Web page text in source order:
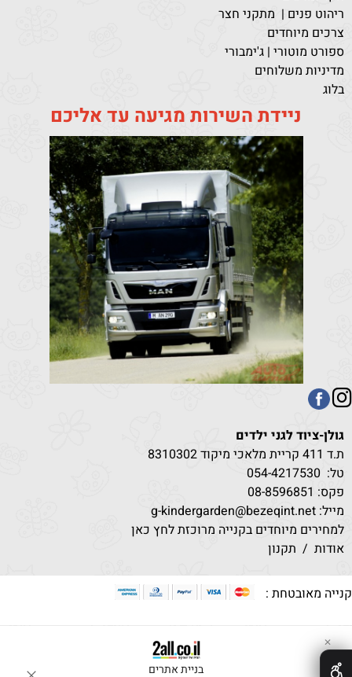
ריהוט פנים | מתקני חצר
צרכים מיוחדים
ספורט מוטורי | ג'ימבורי
מדיניות משלוחים
בלוג
ניידת השירות מגיעה עד אליכם
גולן-ציוד לגני ילדים
ת.ד 411 קריית מלאכי מיקוד 8310302
טל:
054-4217530
פקס: 08-8596851
מייל: g-kindergarden@bezeqint.net
למחירים מיוחדים בקנייה מרוכזת לחץ כאן
אודות / תקנון
קנייה מאובטחת :
בניית אתרים
✕